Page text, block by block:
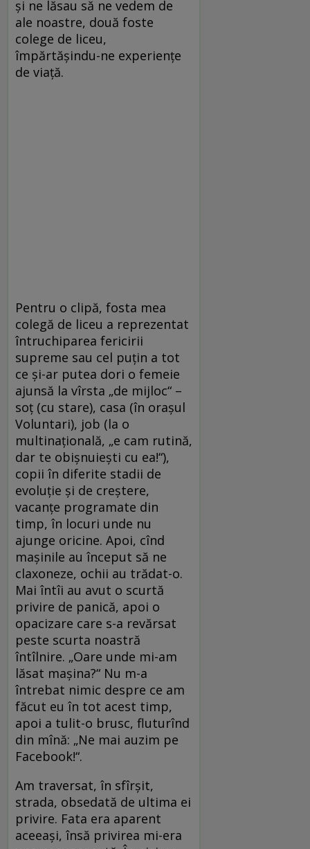
şi ne lăsau să ne vedem de
ale noastre, două foste
colege de liceu,
împărtăşindu-ne experienţe
de viaţă.
Pentru o clipă, fosta mea
colegă de liceu a reprezentat
întruchiparea fericirii
supreme sau cel puţin a tot
ce şi-ar putea dori o femeie
ajunsă la vîrsta „de mijloc“ –
soţ (cu stare), casa (în oraşul
Voluntari), job (la o
multinaţională, „e cam rutină,
dar te obişnuieşti cu ea!“),
copii în diferite stadii de
evoluţie şi de creştere,
vacanţe programate din
timp, în locuri unde nu
ajunge oricine. Apoi, cînd
maşinile au început să ne
claxoneze, ochii au trădat-o.
Mai întîi au avut o scurtă
privire de panică, apoi o
opacizare care s-a revărsat
peste scurta noastră
întîlnire. „Oare unde mi-am
lăsat maşina?“ Nu m-a
întrebat nimic despre ce am
făcut eu în tot acest timp,
apoi a tulit-o brusc, fluturînd
din mînă: „Ne mai auzim pe
Facebook!“.
Am traversat, în sfîrşit,
strada, obsedată de ultima ei
privire. Fata era aparent
aceeaşi, însă privirea mi-era